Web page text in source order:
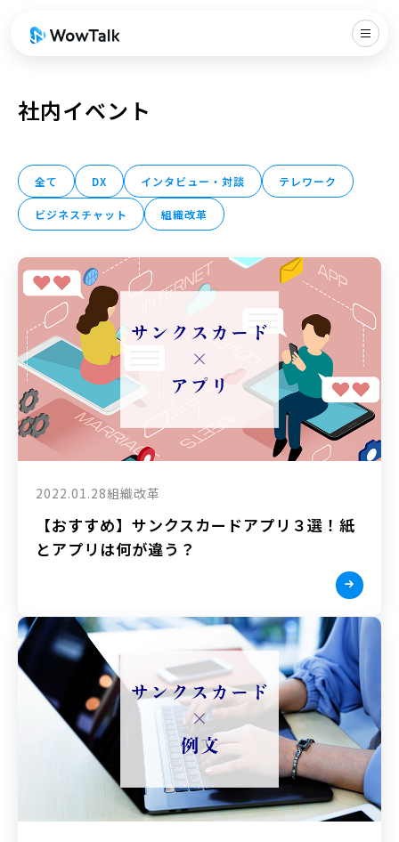
社内イベント
全て DX インタビュー・対談 テレワーク
ビジネスチャット 組織改革
2022.01.28組織改革
【おすすめ】サンクスカードアプリ３選！紙
とアプリは何が違う？